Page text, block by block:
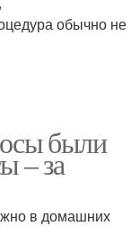
обычно не
были
– за
в домашних